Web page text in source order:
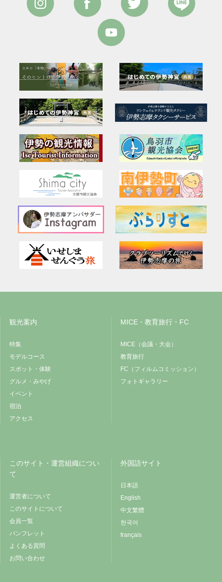
観光案内
特集
モデルコース
スポット・体験
グルメ・みやげ
イベント
宿泊
アクセス
MICE・教育旅行・FC
MICE（会議・大会）
教育旅行
FC（フィルムコミッション）
フォトギャラリー
このサイト・運営組織につい
て
運営者について
このサイトについて
会員一覧
パンフレット
よくある質問
お問い合わせ
外国語サイト
日本語
English
中文繁體
한국어
français